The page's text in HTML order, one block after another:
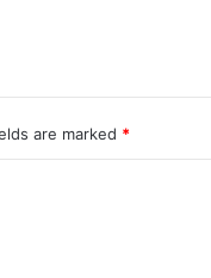
are marked *